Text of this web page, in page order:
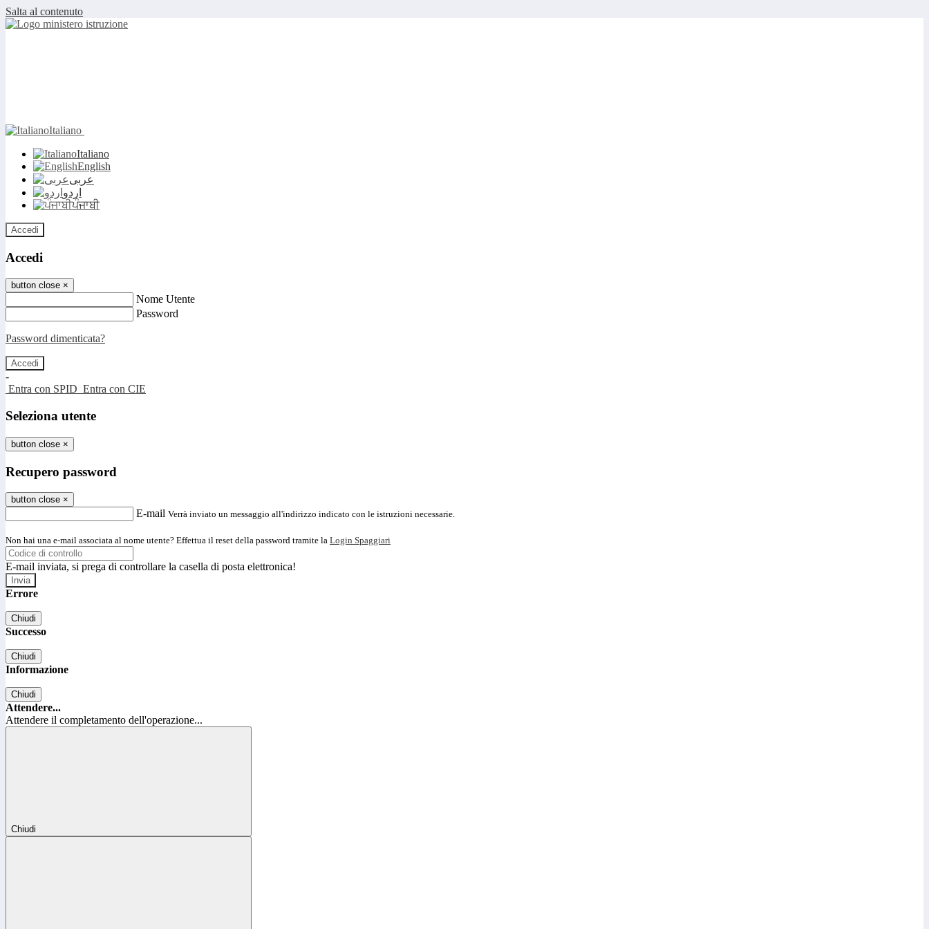
Salta al contenuto
Italiano
Italiano
English
عربى
اردو
ਪੰਜਾਬੀ
Accedi
Accedi
button close ×
Nome Utente
Password
Password dimenticata?
-
Entra con SPID Entra con CIE
Seleziona utente
button close ×
Recupero password
button close ×
E-mail Verrà inviato un messaggio all'indirizzo indicato con le istruzioni necessarie.
Non hai una e-mail associata al nome utente? Effettua il reset della password tramite la Login Spaggiari
E-mail inviata, si prega di controllare la casella di posta elettronica!
Errore
Chiudi
Successo
Chiudi
Informazione
Chiudi
Attendere...
Attendere il completamento dell'operazione...
Chiudi